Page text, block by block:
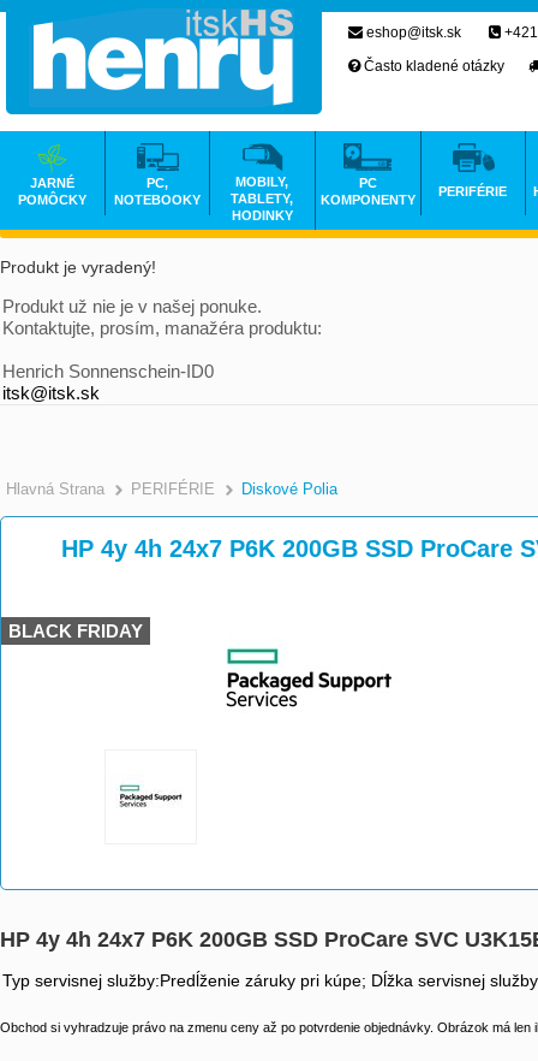
Produkt je vyradený!
Produkt už nie je v našej ponuke.
Kontaktujte, prosím, manažéra produktu:
Henrich Sonnenschein-ID0
itsk@itsk.sk
Hlavná Strana >
PERIFÉRIE >
Diskové Polia
HP 4y 4h 24x7 P6K 200GB SSD ProCare
BLACK FRIDAY
HP 4y 4h 24x7 P6K 200GB SSD ProCare SVC
Typ servisnej služby:Predĺženie záruky pri kúpe; Dĺžka servisnej
Obchod si vyhradzuje právo na zmenu ceny až po potvrdenie objednávky. Obrázok má len
eshop@itsk.sk
Často kladené otázky
JARNÉ
POMÔCKY
PC,
NOTEBOOKY
MOBILY,
TABLETY,
HODINKY
PC
KOMPONENTY
PERIFÉRIE